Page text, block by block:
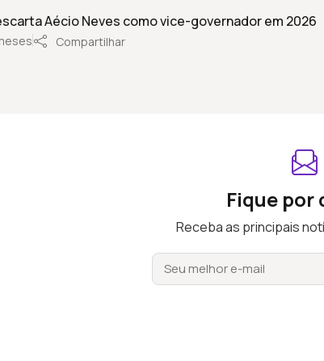
Aécio Neves como vice-governador em 2026
Compartilhar
Fique por
Receba as principais